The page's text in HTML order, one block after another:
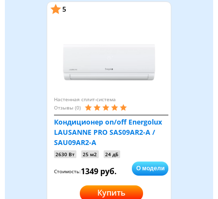
5
Настенная сплит-система
Отзывы (0)
Кондиционер on/off Energolux
LAUSANNE PRO SAS09AR2-A /
SAU09AR2-A
2630 Вт 25 м2 24 дБ
Стоимость:1349 руб. О модели
Купить